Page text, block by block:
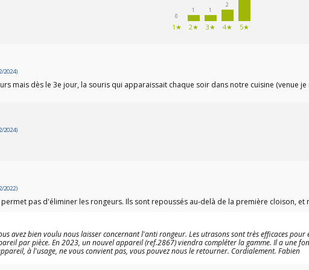
caoutchouc
répulsif pour pigeon peut
posé ou fixé sur un piquet,
pour faire fuir les pigeons.
0
1★
1
2★
1
3★
2
4★ 5★
2024)
mais dès le 3e jour, la souris qui apparaissait chaque soir dans notre cuisine (venue
2024)
2022)
pas d'éliminer les rongeurs. Ils sont repoussés au-delà de la première cloison, et
avez bien voulu nous laisser concernant l'anti rongeur. Les utrasons sont très efficaces
par pièce. En 2023, un nouvel appareil (ref.2867) viendra compléter la gamme. Il a une
à l'usage, ne vous convient pas, vous pouvez nous le retourner. Cordialement. Fabien